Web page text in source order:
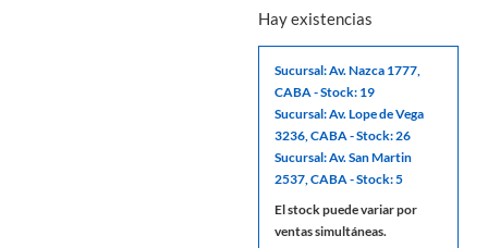
Hay existencias
Sucursal: Av. Nazca 1777,
CABA - Stock: 19
Sucursal: Av. Lope de Vega
3236, CABA - Stock: 26
Sucursal: Av. San Martin
2537, CABA - Stock: 5
El stock puede variar por
ventas simultáneas.